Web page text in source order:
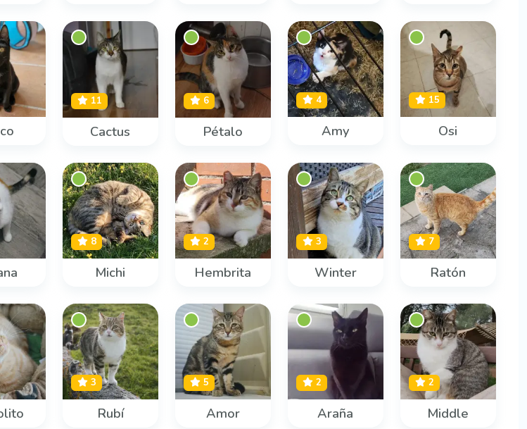
11
Cactus
6
Pétalo
4
Amy
15
Osi
8
Michi
2
Hembrita
3
Winter
7
Ratón
3
Rubí
5
Amor
2
Araña
2
Middle